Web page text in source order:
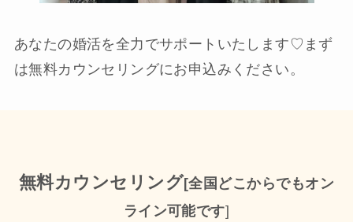
あなたの婚活を全力でサポートいたします♡まず
は無料カウンセリングにお申込みください。
無料カウンセリング[全国どこからでもオン
ライン可能です]